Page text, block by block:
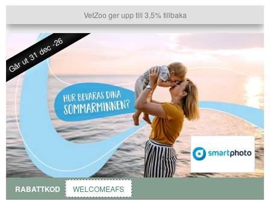
VetZoo ger upp till 3,5% tillbaka
Går ut 31 dec -26
RABATTKOD WELCOMEAFS